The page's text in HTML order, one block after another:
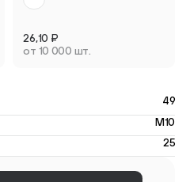
26,10 ₽
от 10 000 шт.
49
M10
25